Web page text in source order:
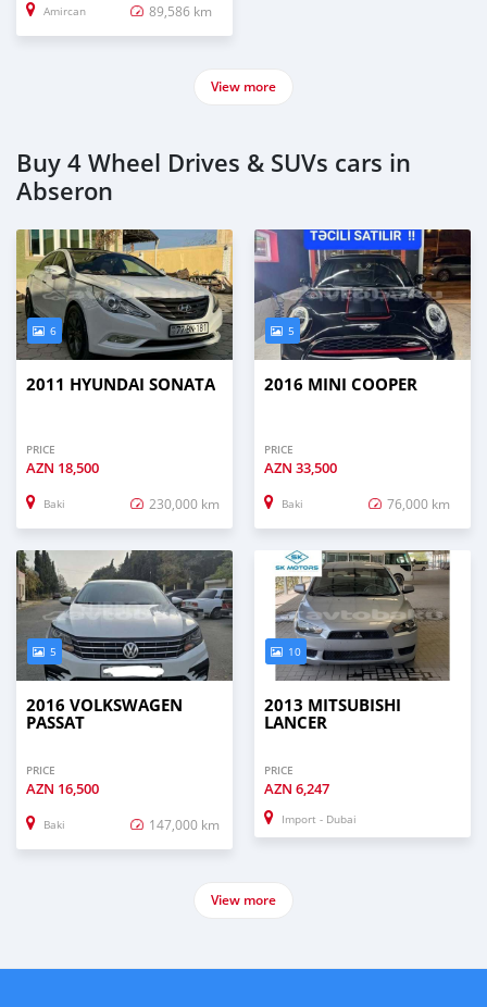
Amircan 89,586 km
View more
Buy 4 Wheel Drives & SUVs cars in
Abseron
6
2011 HYUNDAI SONATA
PRICE
AZN 18,500
Baki 230,000 km
5
2016 MINI COOPER
PRICE
AZN 33,500
Baki 76,000 km
5
2016 VOLKSWAGEN
PASSAT
PRICE
AZN 16,500
Baki 147,000 km
10
2013 MITSUBISHI
LANCER
PRICE
AZN 6,247
Import - Dubai
View more